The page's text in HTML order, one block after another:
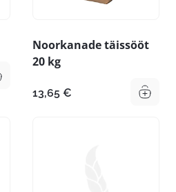
Noorkanade täissööt
20 kg
13,65 €